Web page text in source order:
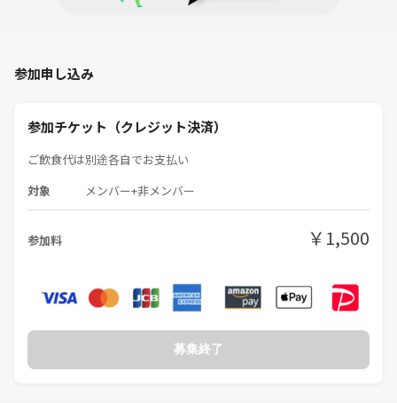
・詳しくは無いけど都市伝説に興味がある！
・世界の真実を知りたい！考察したい！
・なんか面白そうだから！
・趣味関心の合う友達や知り合いが欲しい！
【こんな方には向きませんので参加はご遠慮下さい】
・他人の意見に対して否定、批判をする人
・ワ○チンに対して差別的な発言をする人
・宗教やネットワークビジネス、投資の営業などに勧誘目的の人
【参加者の声】
参加申し込み
参加チケット（クレジット決済）
ご飲食代は別途各自でお支払い
対象 メンバー+非メンバー
参加料 ￥1,500
募集終了